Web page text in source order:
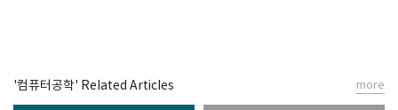
'컴퓨터공학' Related Articles more